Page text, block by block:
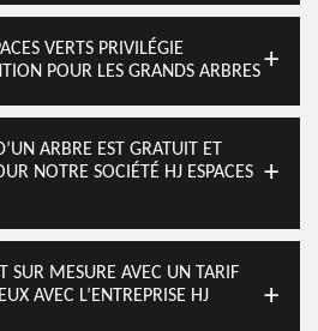
VERTS PRIVILÉGIE
POUR LES GRANDS ARBRES
ARBRE EST GRATUIT ET
NOTRE SOCIÉTÉ HJ ESPACES
SUR MESURE AVEC UN TARIF
AVEC L’ENTREPRISE HJ